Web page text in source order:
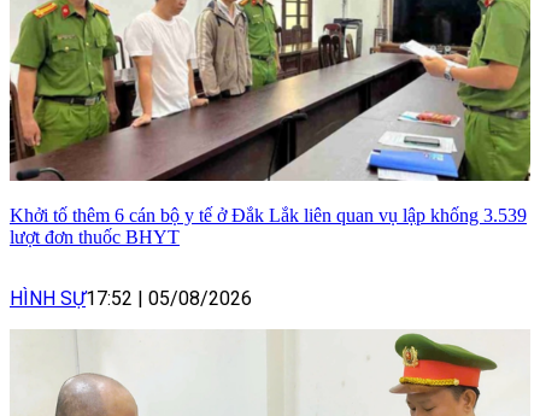
Khởi tố thêm 6 cán bộ y tế ở Đắk Lắk liên quan vụ lập khống 3.539
lượt đơn thuốc BHYT
HÌNH SỰ17:52 | 05/08/2026